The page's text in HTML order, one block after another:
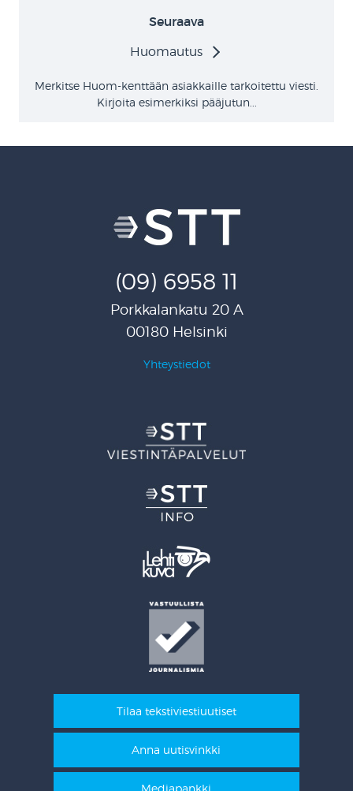
Seuraava
Huomautus
Merkitse Huom-kenttään asiakkaille tarkoitettu viesti.
Kirjoita esimerkiksi pääjutun...
(09) 6958 11
Porkkalankatu 20 A
00180 Helsinki
Yhteystiedot
Tilaa tekstiviestiuutiset
Anna uutisvinkki